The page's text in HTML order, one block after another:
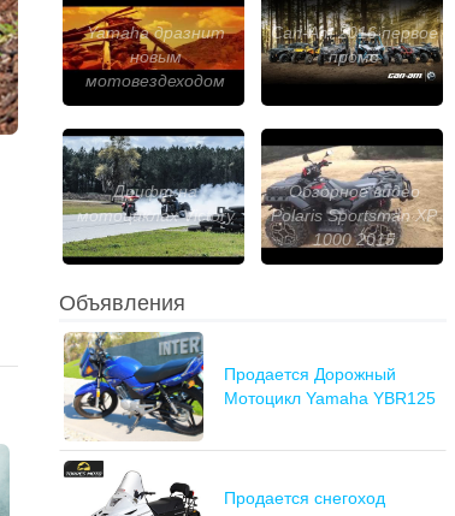
Yamaha дразнит
новым
мотовездеходом
Can-Am 2016 первое
промо
Дрифт на
мотоциклах Victory
Обзорное видео
Polaris Sportsman XP
1000 2015
Объявления
Продается Дорожный
Мотоцикл Yamaha YBR125
Продается снегоход